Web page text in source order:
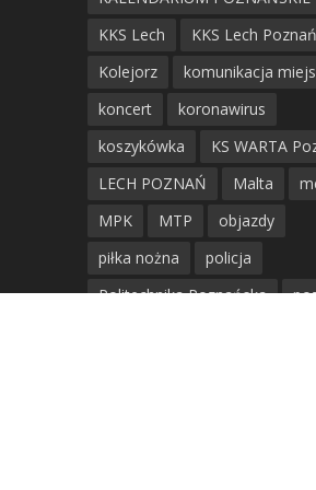
KKS Lech
KKS Lech Poznań
Kolejorz
komunikacja
koncert
koronawirus
koszykówka
KS WARTA
LECH POZNAŃ
Malta
MPK
MTP
objazdy
piłka nożna
policja
Politechnika Poznańska